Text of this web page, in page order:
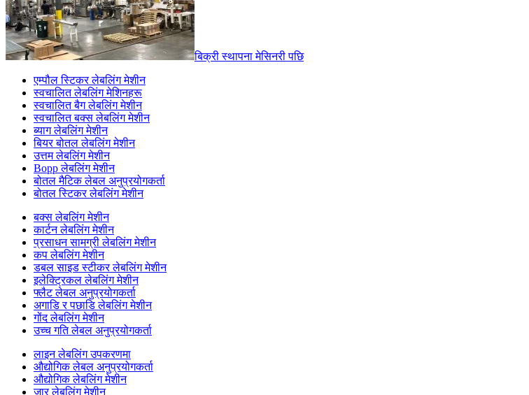
बिक्री स्थापना मेसिनरी पछि
एम्पौल स्टिकर लेबलिंग मेशीन
स्वचालित लेबलिंग मेशिनहरू
स्वचालित बैग लेबलिंग मेशीन
स्वचालित बक्स लेबलिंग मेशीन
ब्याग लेबलिंग मेशीन
बियर बोतल लेबलिंग मेशीन
उत्तम लेबलिंग मेशीन
Bopp लेबलिंग मेशीन
बोतल मैटिक लेबल अनुप्रयोगकर्ता
बोतल स्टिकर लेबलिंग मेशीन
बक्स लेबलिंग मेशीन
कार्टन लेबलिंग मेशीन
प्रसाधन सामग्री लेबलिंग मेशीन
कप लेबलिंग मेशीन
डबल साइड स्टीकर लेबलिंग मेशीन
इलेक्ट्रिकल लेबलिंग मेशीन
फ्लैट लेबल अनुप्रयोगकर्ता
अगाडि र पछाडि लेबलिंग मेशीन
गोंद लेबलिंग मेशीन
उच्च गति लेबल अनुप्रयोगकर्ता
लाइन लेबलिंग उपकरणमा
औद्योगिक लेबल अनुप्रयोगकर्ता
औद्योगिक लेबलिंग मेशीन
जार लेबलिंग मेशीन